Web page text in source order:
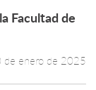
más +
Facultad de
de enero de 2025